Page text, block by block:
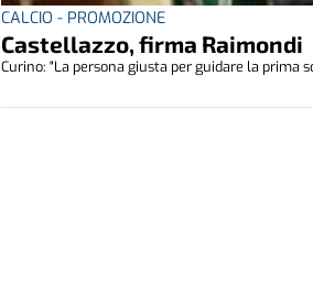
CALCIO - PROMOZIONE
Castellazzo, firma Raimondi
Curino: "La persona giusta per guidare la prima